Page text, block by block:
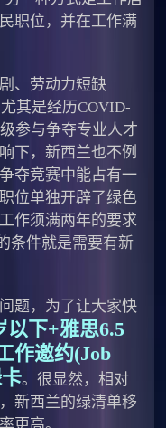
职位，并在工作满
、劳动力短缺
其是经历COVID-
参与争夺专业人才
下，新西兰也不例
夺竞赛中能占有一
位单独开辟了绿色
作须满两年的要求
条件就是需要有新
题，为了让大家快
以下+雅思6.5
作邀约(Job
。很显然，相对
新西兰的绿清单移
更高。